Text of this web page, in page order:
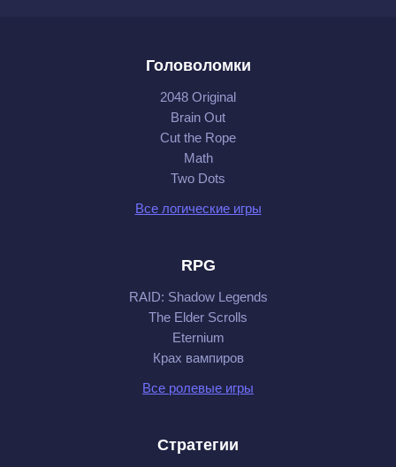
Головоломки
2048 Original
Brain Out
Cut the Rope
Math
Two Dots
Все логические игры
RPG
RAID: Shadow Legends
The Elder Scrolls
Eternium
Крах вампиров
Все ролевые игры
Стратегии